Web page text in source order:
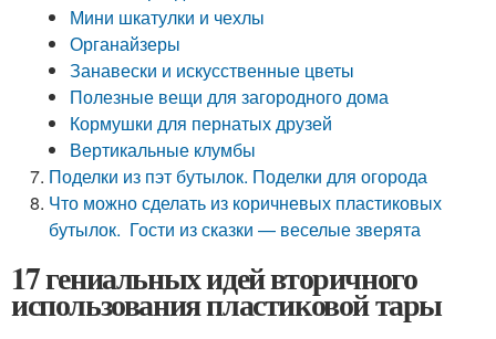
Мини шкатулки и чехлы
Органайзеры
Занавески и искусственные цветы
Полезные вещи для загородного дома
Кормушки для пернатых друзей
Вертикальные клумбы
Поделки из пэт бутылок. Поделки для огорода
Что можно сделать из коричневых пластиковых
бутылок. Гости из сказки — веселые зверята
17 гениальных идей вторичного
использования пластиковой тары